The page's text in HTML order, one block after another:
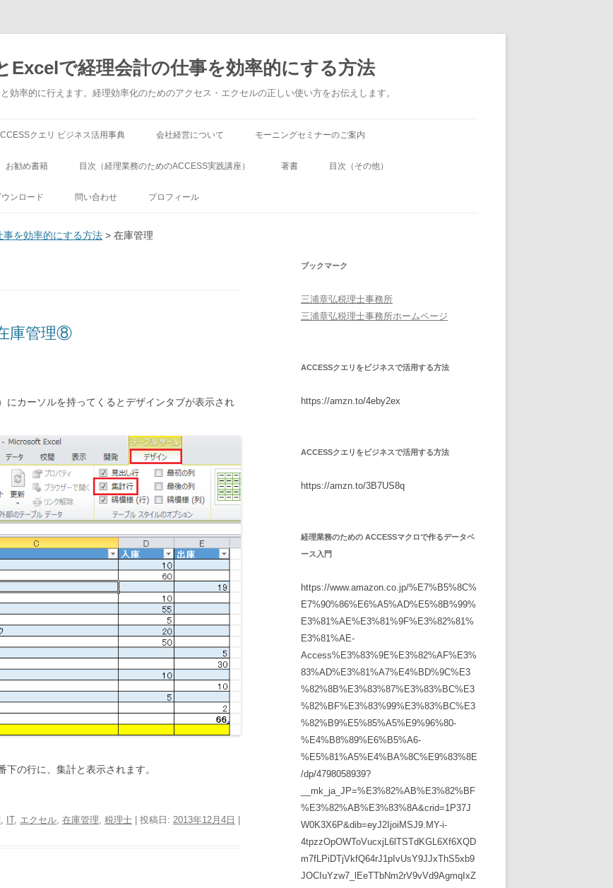
Excelで経理会計の仕事を効率的にする方法
率的に行えます。経理効率化のためのアクセス・エクセルの正しい使い方をお伝えします。
クエリ ビジネス活用事典 会社経営について モーニングセミナーのご案内
お勧め書籍 目次（経理業務のためのACCESS実践講座） 著書 目次（その他）
ウンロード 問い合わせ プロフィール
を効率的にする方法 > 在庫管理
庫管理⑧
にカーソルを持ってくるとデザインタブが表示され
の行に、集計と表示されます。
IT, エクセル 在庫管理 税理士 | 投稿日: 2013年12月4日 |
ブックマーク
三浦章弘税理士事務所
三浦章弘税理士事務所ホームページ
ACCESSクエリをビジネスで活用する方法
https://amzn.to/4eby2ex
ACCESSクエリをビジネスで活用する方法
https://amzn.to/3B7US8q
経理業務のための ACCESSマクロで作るデータベ
ース入門
https://www.amazon.co.jp/%E7%B5%8C%
E7%90%86%E6%A5%AD%E5%8B%99%
E3%81%AE%E3%81%9F%E3%82%81%
E3%81%AE-
Access%E3%83%9E%E3%82%AF%E3%
83%AD%E3%81%A7%E4%BD%9C%E3
%82%8B%E3%83%87%E3%83%BC%E3
%82%BF%E3%83%99%E3%83%BC%E3
%82%B9%E5%85%A5%E9%96%80-
%E4%B8%89%E6%B5%A6-
%E5%81%A5%E4%BA%8C%E9%83%8E
/dp/4798058939?
__mk_ja_JP=%E3%82%AB%E3%82%BF
%E3%82%AB%E3%83%8A&crid=1P37J
W0K3X6P&dib=eyJ2IjoiMSJ9.MY-i-
4tpzzOpOWToVucxjL6lTSTdKGL6Xf6XQD
m7fLPiDTjVkfQ64rJ1pIvUsY9JJxThS5xb9
JOCIuYzw7_lEeTTbNm2rV9vVd9AgmqIxZ